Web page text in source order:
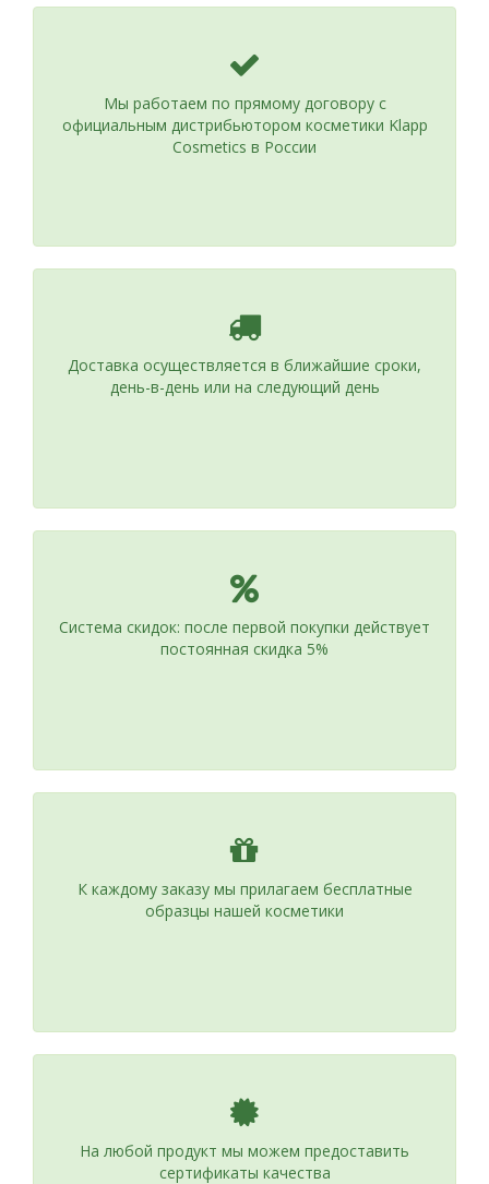
Мы работаем по прямому договору с
официальным дистрибьютором косметики Klapp
Cosmetics в России
Доставка осуществляется в ближайшие сроки,
день-в-день или на следующий день
Система скидок: после первой покупки действует
постоянная скидка 5%
К каждому заказу мы прилагаем бесплатные
образцы нашей косметики
На любой продукт мы можем предоставить
сертификаты качества